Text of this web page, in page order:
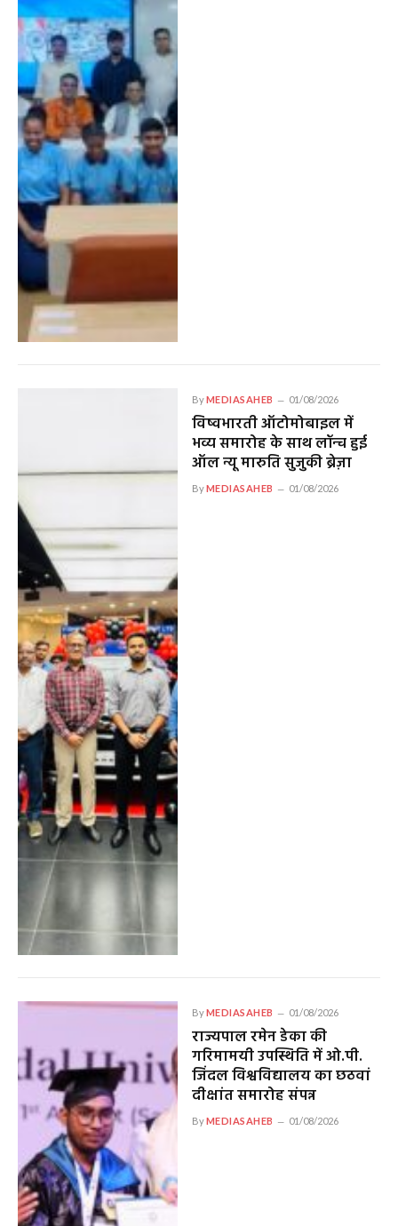
ByMEDIASAHEB 01/08/2026
विष्वभारती ऑटोमोबाइल में
भव्य समारोह के साथ लॉन्च हुई
ऑल न्यू मारुति सुजुकी ब्रेज़ा
ByMEDIASAHEB 01/08/2026
ByMEDIASAHEB 01/08/2026
राज्यपाल रमेन डेका की
गरिमामयी उपस्थिति में ओ.पी.
जिंदल विश्वविद्यालय का छठवां
दीक्षांत समारोह संपन्न
ByMEDIASAHEB 01/08/2026